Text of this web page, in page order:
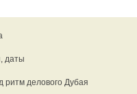
даты
ритм делового Дубая